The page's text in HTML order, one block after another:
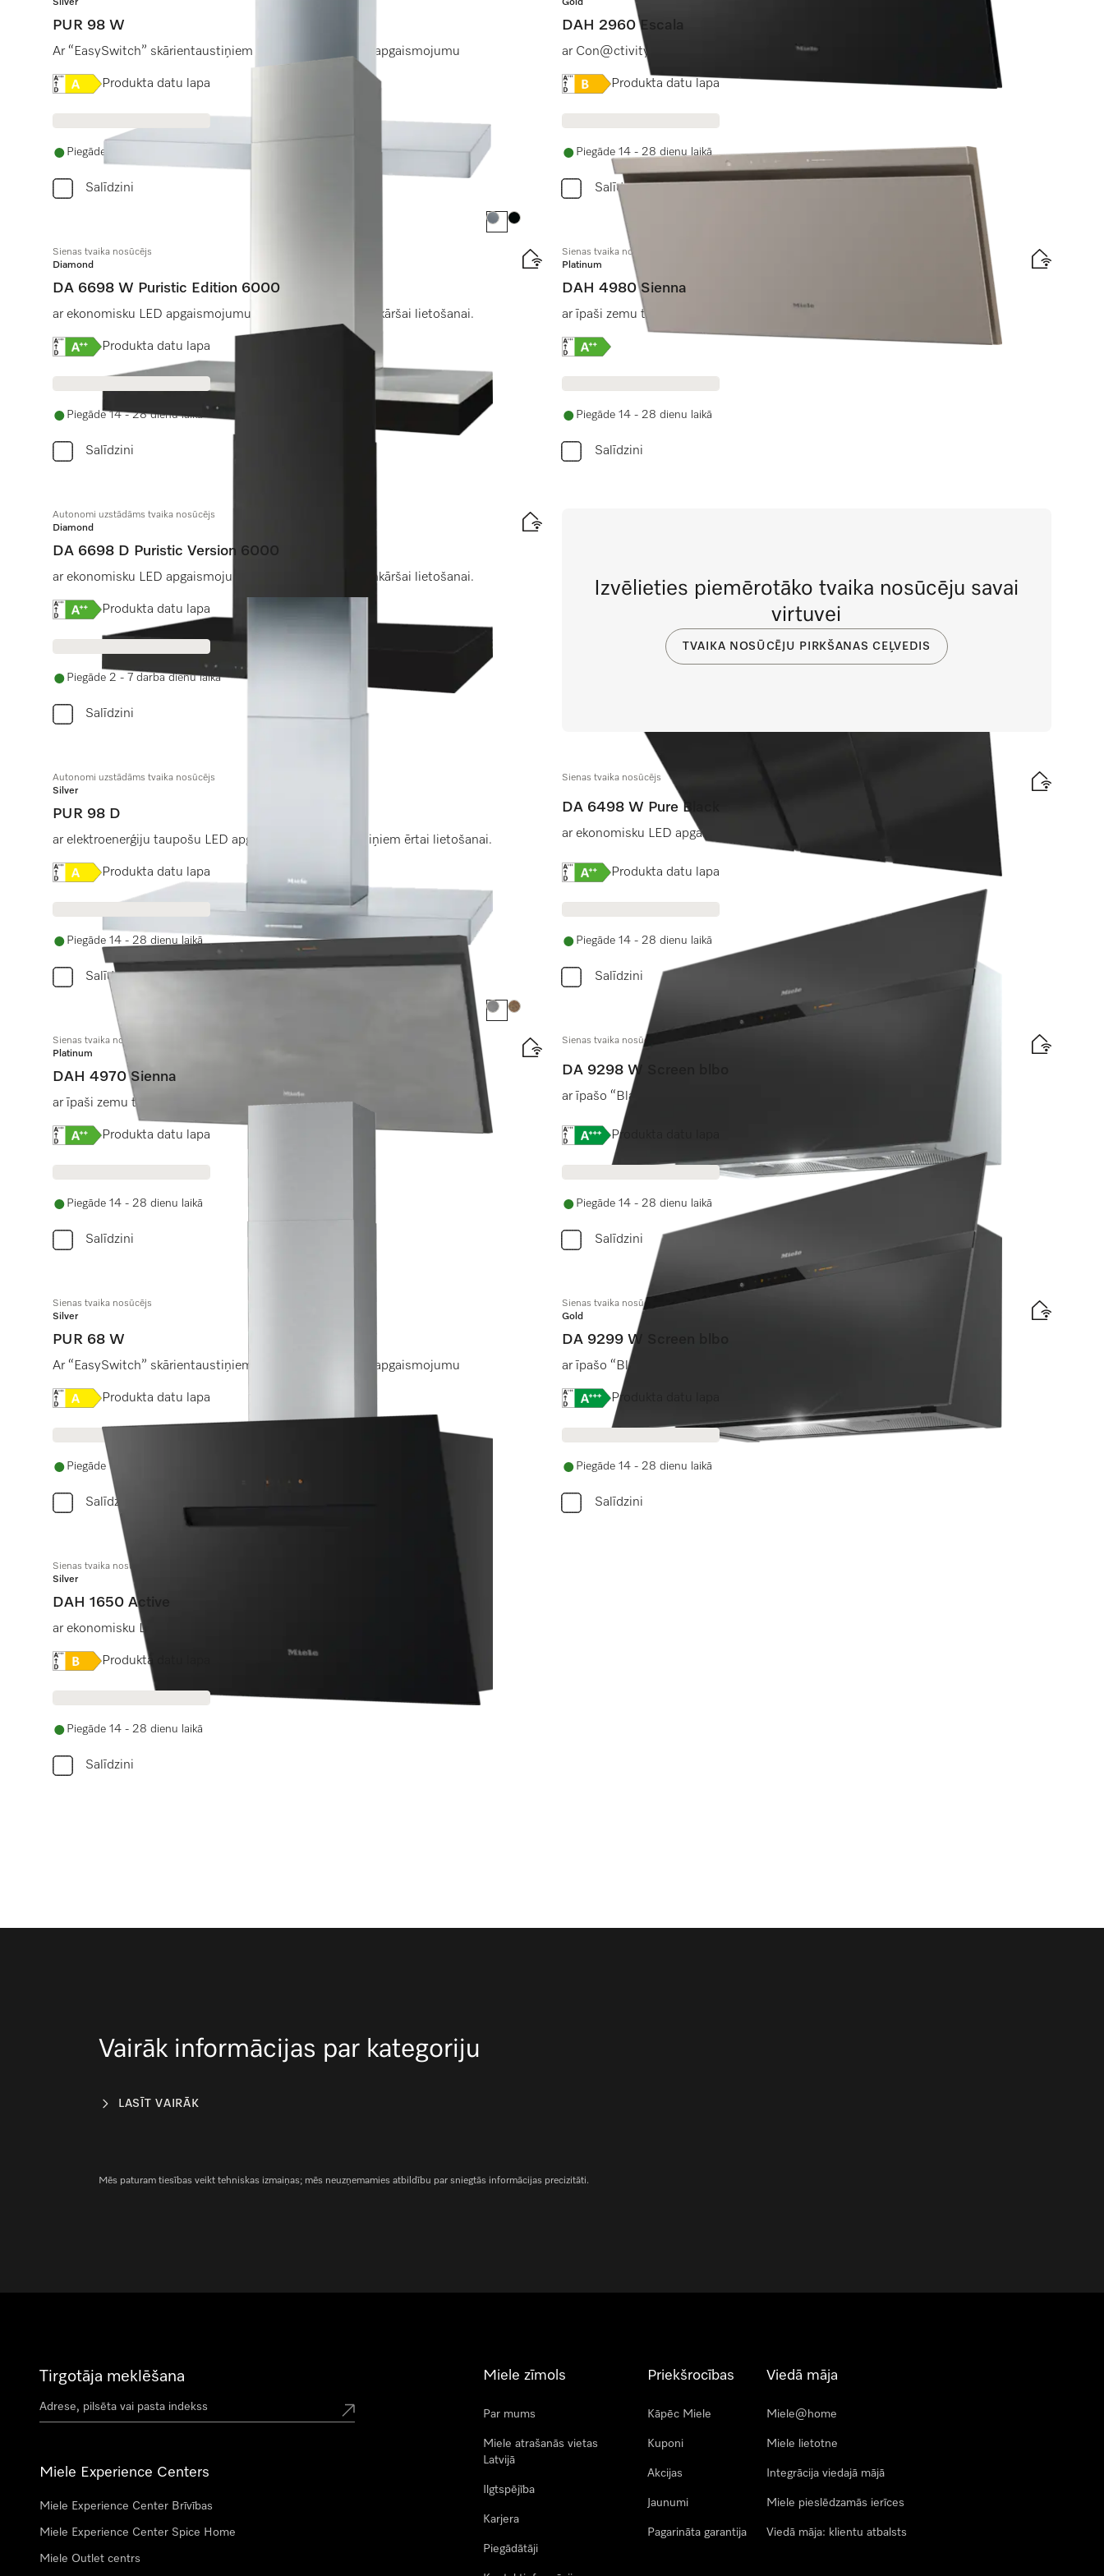
Silver
PUR 98 W
Ar “EasySwitch” skārientaustiņiem ērtai vadībai un LED apgaismojumu
Online Label Flag, Energoefektivitātes etiķete
Produkta datu lapa
Piegāde 14 - 28 dienu laikā
Salīdzini
Gold
DAH 2960 Escala
ar Con@ctivity un viedu skārienvadību ērtai vadībai
Online Label Flag, Energoefektivitātes etiķete
Produkta datu lapa
Piegāde 14 - 28 dienu laikā
Salīdzini
Krāsa:Krāsa:
Sienas tvaika nosūcējs
Diamond
DA 6698 W Puristic Edition 6000
ar ekonomisku LED apgaismojumu un skārienvadību vienkāršai lietošanai.
Online Label Flag, Energoefektivitātes etiķete
Produkta datu lapa
Piegāde 14 - 28 dienu laikā
Salīdzini
Sienas tvaika nosūcējs
Platinum
DAH 4980 Sienna
ar īpaši zemu trokšņa līmeni un elegantu pērļu bēšu stikla paneli
Online Label Flag, Energoefektivitātes etiķete
Piegāde 14 - 28 dienu laikā
Salīdzini
Autonomi uzstādāms tvaika nosūcējs
Diamond
DA 6698 D Puristic Version 6000
ar ekonomisku LED apgaismojumu un skārienvadību vienkāršai lietošanai.
Online Label Flag, Energoefektivitātes etiķete
Produkta datu lapa
Piegāde 2 - 7 darba dienu laikā
Salīdzini
Autonomi uzstādāms tvaika nosūcējs
Silver
PUR 98 D
ar elektroenerģiju taupošu LED apgaismojumu un taustiņiem ērtai lietošanai.
Online Label Flag, Energoefektivitātes etiķete
Produkta datu lapa
Piegāde 14 - 28 dienu laikā
Salīdzini
Sienas tvaika nosūcējs
DA 6498 W Pure Black
ar ekonomisku LED apgaismojumu un skārienvadību vienkāršai lietošanai.
Online Label Flag, Energoefektivitātes etiķete
Produkta datu lapa
Piegāde 14 - 28 dienu laikā
Salīdzini
Krāsa:Krāsa:
Sienas tvaika nosūcējs
Platinum
DAH 4970 Sienna
ar īpaši zemu trokšņa līmeni un dizaina virsmu betona krāsā
Online Label Flag, Energoefektivitātes etiķete
Produkta datu lapa
Piegāde 14 - 28 dienu laikā
Salīdzini
Sienas tvaika nosūcējs
DA 9298 W Screen blbo
ar īpašo “Blackboard” stikla priekšpusi un intuitīvo “SmartControl” vadību
Online Label Flag, Energoefektivitātes etiķete
Produkta datu lapa
Piegāde 14 - 28 dienu laikā
Salīdzini
Sienas tvaika nosūcējs
Silver
PUR 68 W
Ar “EasySwitch” skārientaustiņiem ērtai vadībai un LED apgaismojumu
Online Label Flag, Energoefektivitātes etiķete
Produkta datu lapa
Piegāde 14 - 28 dienu laikā
Salīdzini
Sienas tvaika nosūcējs
Gold
DA 9299 W Screen blbo
ar īpašo “Blackboard” stikla priekšpusi un intuitīvo “SmartControl” vadību
Online Label Flag, Energoefektivitātes etiķete
Produkta datu lapa
Piegāde 14 - 28 dienu laikā
Salīdzini
Sienas tvaika nosūcējs
Silver
DAH 1650 Active
ar ekonomisku LED apgaismojumu un elegantu skārienvadību
Online Label Flag, Energoefektivitātes etiķete
Produkta datu lapa
Piegāde 14 - 28 dienu laikā
Salīdzini
Izvēlieties piemērotāko tvaika nosūcēju savai
virtuvei
TVAIKA NOSŪCĒJU PIRKŠANAS CEĻVEDIS
Vairāk informācijas par kategoriju
LASĪT VAIRĀK
Mēs paturam tiesības veikt tehniskas izmaiņas; mēs neuzņemamies atbildību par sniegtās informācijas precizitāti.
Tirgotāja meklēšana
Miele Experience Centers
Miele Experience Center Brīvības
Miele Experience Center Spice Home
Miele Outlet centrs
Miele zīmols
Par mums
Miele atrašanās vietas
Latvijā
Ilgtspējība
Karjera
Piegādātāji
Priekšrocības
Kāpēc Miele
Kuponi
Akcijas
Jaunumi
Pagarināta garantija
Viedā māja
Miele@home
Miele lietotne
Integrācija viedajā mājā
Miele pieslēdzamās ierīces
Viedā māja: klientu atbalsts